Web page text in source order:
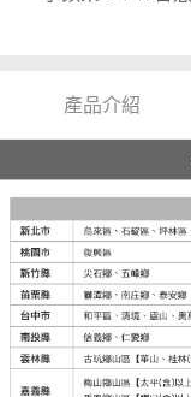
產品介紹